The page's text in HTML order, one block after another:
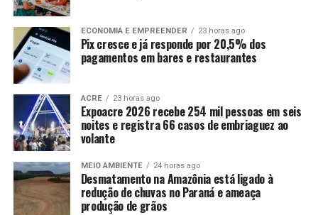
ECONOMIA E EMPREENDER 23 horas ago
Pix cresce e já responde por 20,5% dos
pagamentos em bares e restaurantes
ACRE 23 horas ago
Expoacre 2026 recebe 254 mil pessoas em seis
noites e registra 66 casos de embriaguez ao
volante
MEIO AMBIENTE 24 horas ago
Desmatamento na Amazônia está ligado à
redução de chuvas no Paraná e ameaça
produção de grãos